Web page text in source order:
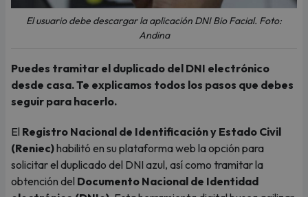
El usuario debe descargar la aplicación DNI Bio Facial. Foto:
Andina
Puedes tramitar el duplicado del DNI electrónico
desde casa. Te explicamos todos los pasos que debes
seguir para hacerlo.
El Registro Nacional de Identificación y Estado Civil
(Reniec)habilitó en su plataforma web la opción para
solicitar el duplicado del DNI azul, así como tramitar la
obtención del Documento Nacional de Identidad